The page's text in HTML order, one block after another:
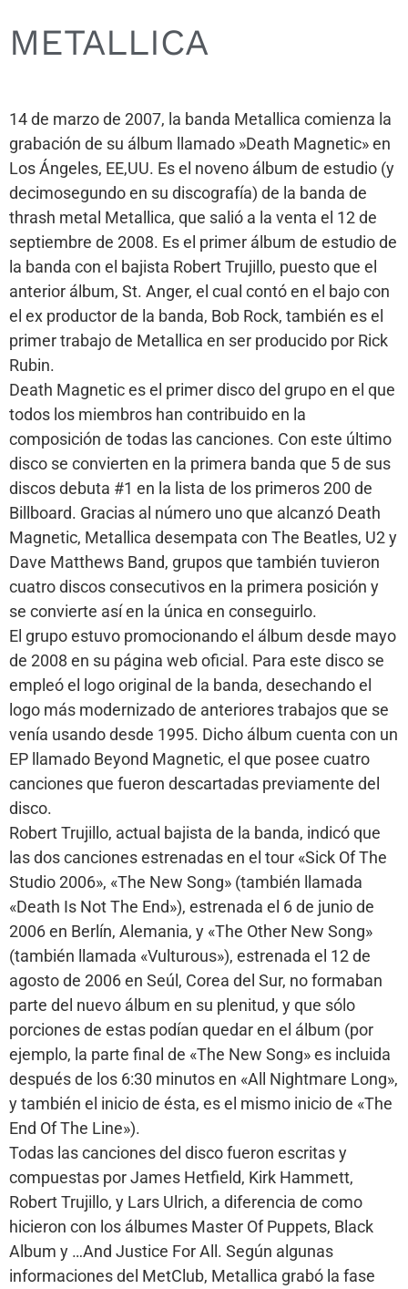
METALLICA
14 de marzo de 2007, la banda Metallica comienza la
grabación de su álbum llamado »Death Magnetic» en
Los Ángeles, EE,UU. Es el noveno álbum de estudio (y
decimosegundo en su discografía) de la banda de
thrash metal Metallica, que salió a la venta el 12 de
septiembre de 2008. Es el primer álbum de estudio de
la banda con el bajista Robert Trujillo, puesto que el
anterior álbum, St. Anger, el cual contó en el bajo con
el ex productor de la banda, Bob Rock, también es el
primer trabajo de Metallica en ser producido por Rick
Rubin.
Death Magnetic es el primer disco del grupo en el que
todos los miembros han contribuido en la
composición de todas las canciones. Con este último
disco se convierten en la primera banda que 5 de sus
discos debuta #1 en la lista de los primeros 200 de
Billboard. Gracias al número uno que alcanzó Death
Magnetic, Metallica desempata con The Beatles, U2 y
Dave Matthews Band, grupos que también tuvieron
cuatro discos consecutivos en la primera posición y
se convierte así en la única en conseguirlo.
El grupo estuvo promocionando el álbum desde mayo
de 2008 en su página web oficial. Para este disco se
empleó el logo original de la banda, desechando el
logo más modernizado de anteriores trabajos que se
venía usando desde 1995. Dicho álbum cuenta con un
EP llamado Beyond Magnetic, el que posee cuatro
canciones que fueron descartadas previamente del
disco.
Robert Trujillo, actual bajista de la banda, indicó que
las dos canciones estrenadas en el tour «Sick Of The
Studio 2006», «The New Song» (también llamada
«Death Is Not The End»), estrenada el 6 de junio de
2006 en Berlín, Alemania, y «The Other New Song»
(también llamada «Vulturous»), estrenada el 12 de
agosto de 2006 en Seúl, Corea del Sur, no formaban
parte del nuevo álbum en su plenitud, y que sólo
porciones de estas podían quedar en el álbum (por
ejemplo, la parte final de «The New Song» es incluida
después de los 6:30 minutos en «All Nightmare Long»,
y también el inicio de ésta, es el mismo inicio de «The
End Of The Line»).
Todas las canciones del disco fueron escritas y
compuestas por James Hetfield, Kirk Hammett,
Robert Trujillo, y Lars Ulrich, a diferencia de como
hicieron con los álbumes Master Of Puppets, Black
Album y …And Justice For All. Según algunas
informaciones del MetClub, Metallica grabó la fase